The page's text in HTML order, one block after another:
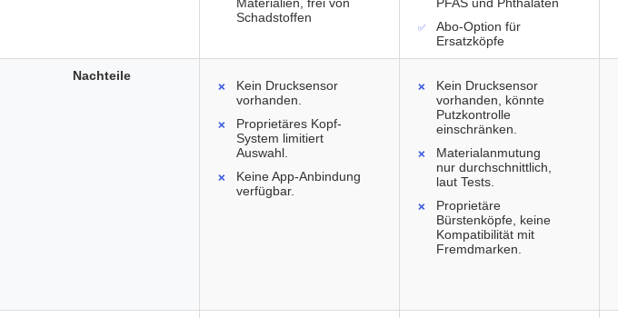
Materialien, frei von
Schadstoffen
PFAS und Phthalaten
Abo-Option für
Ersatzköpfe
Kein Drucksensor
vorhanden.
Proprietäres Kopf-
System limitiert
Auswahl.
Keine App-Anbindung
verfügbar.
Kein Drucksensor
vorhanden, könnte
Putzkontrolle
einschränken.
Materialanmutung
nur durchschnittlich,
laut Tests.
Proprietäre
Bürstenköpfe, keine
Kompatibilität mit
Fremdmarken.
Nachteile